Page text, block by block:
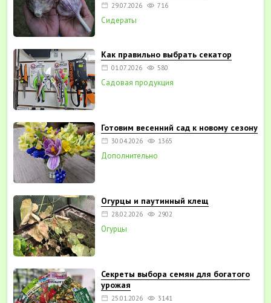
29.07.2026 716
Сидераты
Как правильно выбрать секатор
01.07.2026 580
Садовая продукция
Готовим весенний сад к новому сезону
30.04.2026 1365
Дополнительно
Огурцы и паутинный клещ
28.02.2026 2902
Огурцы
Секреты выбора семян для богатого
урожая
25.01.2026 3141